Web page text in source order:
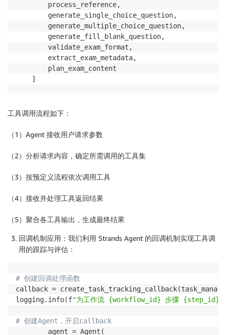
        process_reference,
        generate_single_choice_question,
        generate_multiple_choice_question,
        generate_fill_blank_question,
        validate_exam_format,
        extract_exam_metadata,
        plan_exam_content
    ]
工具调用流程如下：
（1）Agent 接收用户请求参数
（2）分析请求内容，确定所需调用的工具集
（3）按预定义流程依次调用工具
（4）接收并处理工具返回结果
（5）聚合各工具输出，生成最终结果
回调机制应用：我们利用 Strands Agent 的回调机制实现工具调
用的跟踪与评估：
# 创建回调处理函数
callback =
logging.info(f"为工作流 {workflow_id} 步骤 {step_id}
# 创建Agent，开启callback
        agent = Agent(